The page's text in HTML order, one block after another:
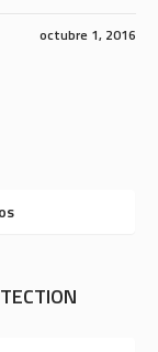
octubre 1, 2016